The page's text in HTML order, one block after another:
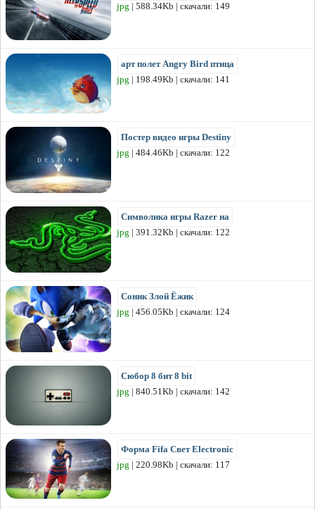
jpg | 588.34Kb | скачали: 149
арт полет Angry Bird птица
jpg | 198.49Kb | скачали: 141
Постер видео игры Destiny
jpg | 484.46Kb | скачали: 122
Символика игры Razer на
jpg | 391.32Kb | скачали: 122
Соник Злой Ёжик
jpg | 456.05Kb | скачали: 124
Сюбор 8 бит 8 bit
jpg | 840.51Kb | скачали: 142
Форма Fifa Свет Electronic
jpg | 220.98Kb | скачали: 117